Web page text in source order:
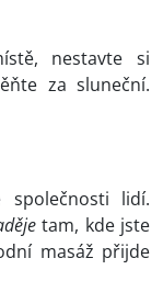
nestavte si
za sluneční.
lidí.
tam, kde jste
masáž přijde